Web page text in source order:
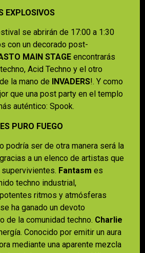
EXPLOSIVOS
se abrirán de 17:00 a 1:30
con un decorado post-
MAIN STAGE encontrarás
Acid Techno y el otro
la mano de
INVADERS!. Y como
que una post party en el templo
auténtico: Spook.
PURO FUEGO
podría ser de otra manera será la
a un elenco de artistas que
Fantasm es
techno industrial,
ritmos y atmósferas
ha ganado un devoto
de la comunidad techno. Charlie
Conocido por emitir un aura
mediante una aparente mezcla